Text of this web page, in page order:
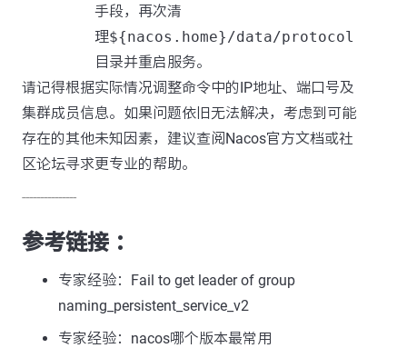
手段，再次清
理${nacos.home}/data/protocol
目录并重启服务。
请记得根据实际情况调整命令中的IP地址、端口号及
集群成员信息。如果问题依旧无法解决，考虑到可能
存在的其他未知因素，建议查阅Nacos官方文档或社
区论坛寻求更专业的帮助。
---------------
参考链接 ：
专家经验：Fail to get leader of group
naming_persistent_service_v2
专家经验：nacos哪个版本最常用